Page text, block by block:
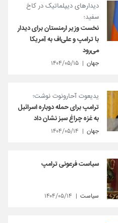
دیدارهای دیپلماتیک در کاخ
سفید؛
نخست وزیر ارمنستان برای دیدار
با ترامپ و علی‌اف به آمریکا
می‌رود
جهان ۱۴۰۴/۰۵/۱۵
یدیعوت آحارونوت نوشت؛
ترامپ برای حمله دوباره اسرائیل
به غزه چراغ سبز نشان داد
جهان ۱۴۰۴/۰۵/۱۴
سیاست فرعونی ترامپ
سیاست ۱۴۰۴/۰۵/۱۴